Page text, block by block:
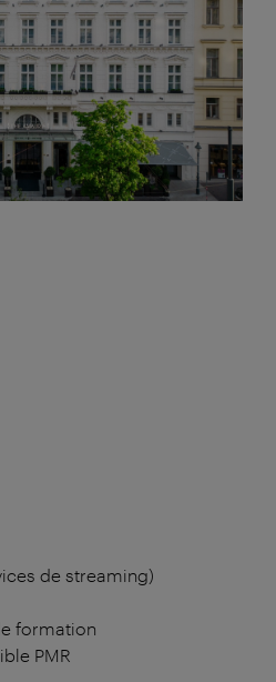
de streaming)
formation
PMR